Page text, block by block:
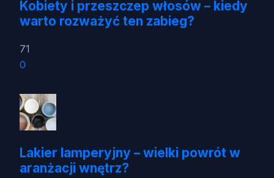
Kobiety i przeszczep włosów – kiedy
warto rozważyć ten zabieg?
71
0
Lakier lamperyjny – wielki powrót w
aranżacji wnętrz?